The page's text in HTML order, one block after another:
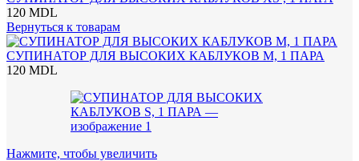
120 MDL
Вернуться к товарам
СУПИНАТОР ДЛЯ ВЫСОКИХ КАБЛУКОВ M, 1 ПАРА
120 MDL
Нажмите, чтобы увеличить